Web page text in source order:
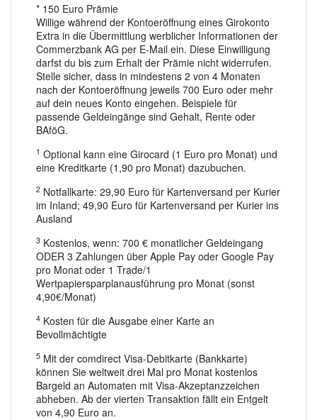
* 150 Euro Prämie
Willige während der Kontoeröffnung eines Girokonto
Extra in die Übermittlung werblicher Informationen der
Commerzbank AG per E-Mail ein. Diese Einwilligung
darfst du bis zum Erhalt der Prämie nicht widerrufen.
Stelle sicher, dass in mindestens 2 von 4 Monaten
nach der Kontoeröffnung jeweils 700 Euro oder mehr
auf dein neues Konto eingehen. Beispiele für
passende Geldeingänge sind Gehalt, Rente oder
BAföG.
1 Optional kann eine Girocard (1 Euro pro Monat) und
eine Kreditkarte (1,90 pro Monat) dazubuchen.
2 Notfallkarte: 29,90 Euro für Kartenversand per Kurier
im Inland; 49,90 Euro für Kartenversand per Kurier ins
Ausland
3 Kostenlos, wenn: 700 € monatlicher Geldeingang
ODER 3 Zahlungen über Apple Pay oder Google Pay
pro Monat oder 1 Trade/1
Wertpapiersparplanausführung pro Monat (sonst
4,90€/Monat)
4 Kosten für die Ausgabe einer Karte an
Bevollmächtigte
5 Mit der comdirect Visa-Debitkarte (Bankkarte)
können Sie weltweit drei Mal pro Monat kostenlos
Bargeld an Automaten mit Visa-Akzeptanzzeichen
abheben. Ab der vierten Transaktion fällt ein Entgelt
von 4,90 Euro an.